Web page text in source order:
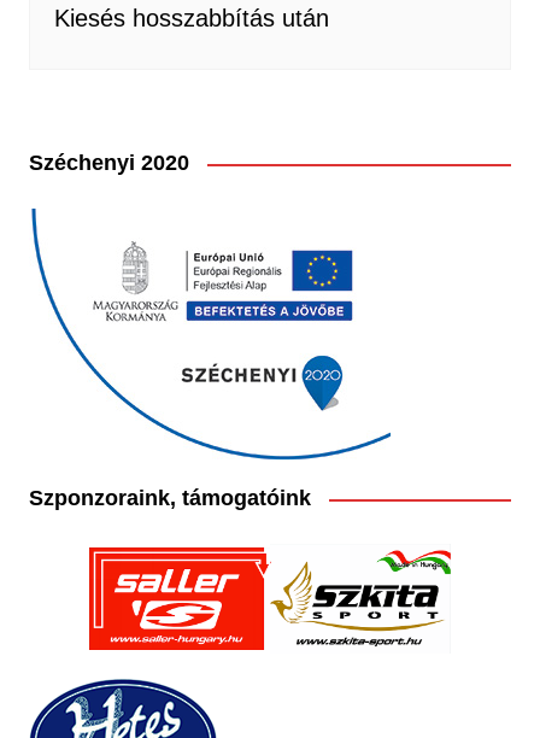
Kiesés hosszabbítás után
Széchenyi 2020
Szponzoraink, támogatóink